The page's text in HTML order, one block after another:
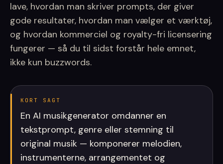
lave, hvordan man skriver prompts, der giver
gode resultater, hvordan man vælger et værktøj,
og hvordan kommerciel og royalty-fri licensering
fungerer — så du til sidst forstår hele emnet,
ikke kun buzzwords.
KORT SAGT
En AI musikgenerator omdanner en
tekstprompt, genre eller stemning til
original musik — komponerer melodien,
instrumenterne, arrangementet og